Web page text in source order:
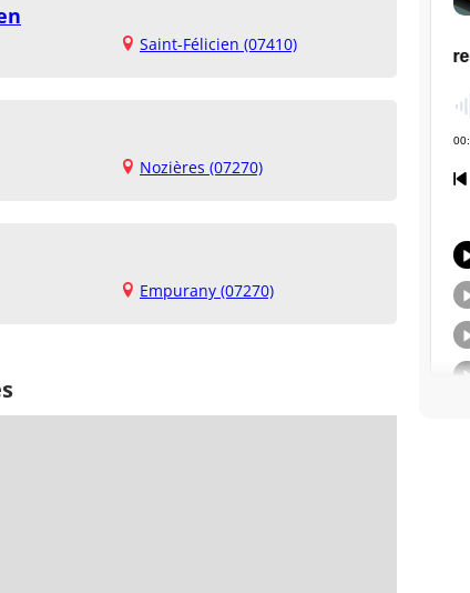
Saint-Félicien (07410)
Nozières (07270)
Empurany (07270)